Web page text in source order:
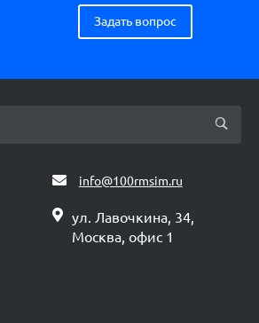
Задать вопрос
info@100rmsim.ru
ул. Лавочкина, 34,
Москва, офис 1